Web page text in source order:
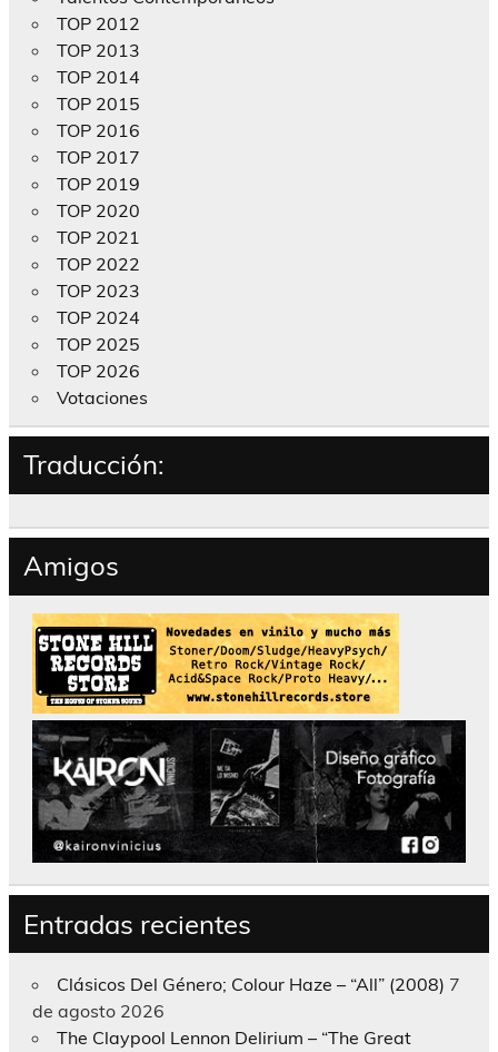
TOP 2012
TOP 2013
TOP 2014
TOP 2015
TOP 2016
TOP 2017
TOP 2019
TOP 2020
TOP 2021
TOP 2022
TOP 2023
TOP 2024
TOP 2025
TOP 2026
Votaciones
Traducción:
Amigos
Entradas recientes
Clásicos Del Género; Colour Haze – “All” (2008) 7
de agosto 2026
The Claypool Lennon Delirium – “The Great